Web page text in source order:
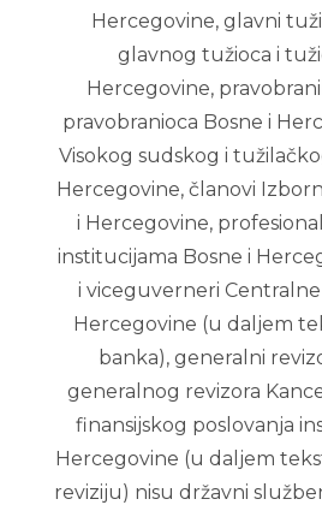
Hercegovine, glavni
glavnog tužioca i
Hercegovine,
pravobranioca Bosne i
Visokog sudskog i
Hercegovine, članovi
i Hercegovine,
institucijama Bosne i
i viceguverneri
Hercegovine (u daljem
banka), generalni
generalnog revizora
finansijskog poslovanja
Hercegovine (u daljem
reviziju) nisu državni